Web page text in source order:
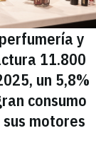
y
11.800
un 5,8%
consumo
motores